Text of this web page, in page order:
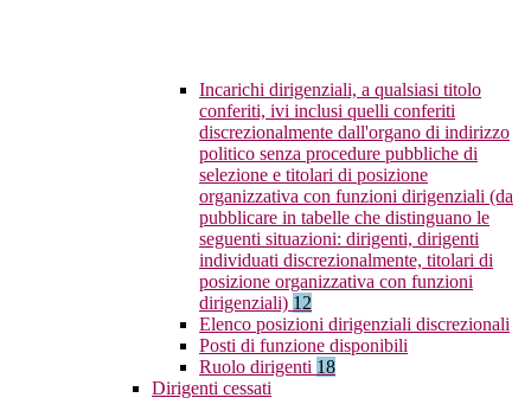
Incarichi dirigenziali, a qualsiasi titolo
conferiti, ivi inclusi quelli conferiti
discrezionalmente dall'organo di indirizzo
politico senza procedure pubbliche di
selezione e titolari di posizione
organizzativa con funzioni dirigenziali (da
pubblicare in tabelle che distinguano le
seguenti situazioni: dirigenti, dirigenti
individuati discrezionalmente, titolari di
posizione organizzativa con funzioni
dirigenziali) 12
Elenco posizioni dirigenziali discrezionali
Posti di funzione disponibili
Ruolo dirigenti 18
Dirigenti cessati